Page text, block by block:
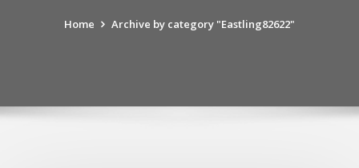
Home Archive by category "Eastling82622"